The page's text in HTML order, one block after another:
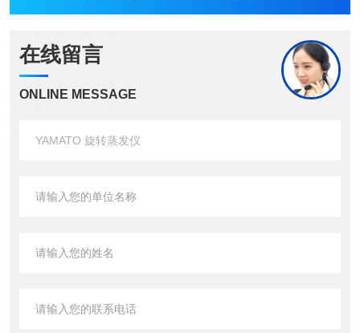
在线留言
ONLINE MESSAGE